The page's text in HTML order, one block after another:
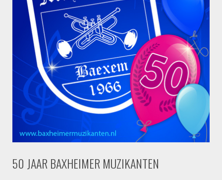
50 JAAR BAXHEIMER MUZIKANTEN